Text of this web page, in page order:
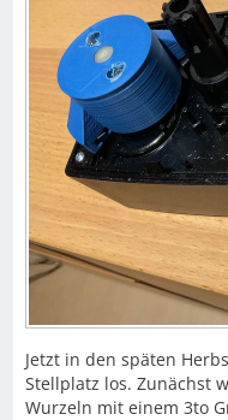
Jetzt in den späten
Stellplatz los. Zunächst
Wurzeln mit einem 3to